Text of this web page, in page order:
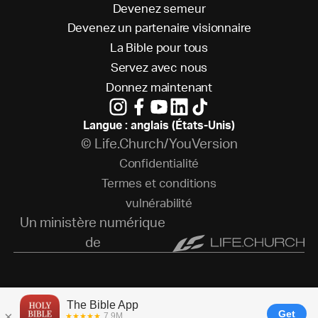
Devenezsemeur
Devenez un partenaire visionnaire
La Bible pourtous
Servezavec nous
Donnez maintenant
Langue : anglais (États-Unis)
© Life.Church/YouVersion
Confidentialité
Termes et conditions
vulnérabilité
Un ministère numérique
de